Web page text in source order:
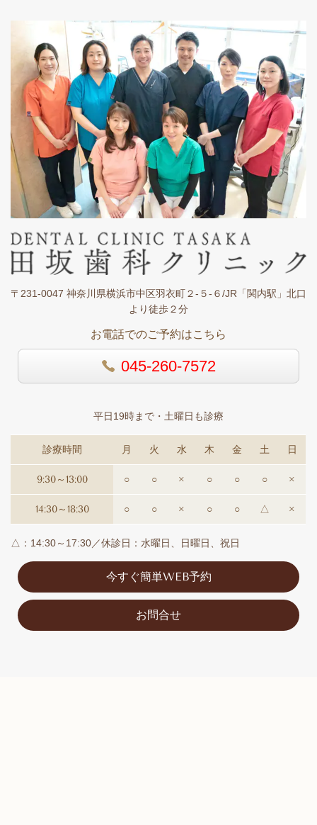
〒231-0047 神奈川県横浜市中区羽衣町２-５-６/JR「関内駅」北口
より徒歩２分
お電話でのご予約はこちら
045-260-7572
平日19時まで・土曜日も診療
診療時間 月 火 水 木 金 土 日
9:30～13:00 ○ ○ × ○ ○ ○ ×
14:30～18:30 ○ ○ × ○ ○ △ ×
△：14:30～17:30／休診日：水曜日、日曜日、祝日
今すぐ簡単WEB予約
お問合せ